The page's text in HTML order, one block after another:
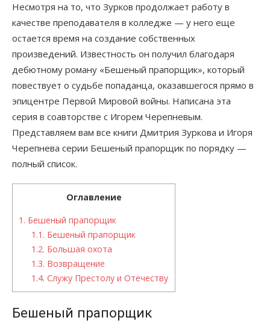
Несмотря на то, что Зурков продолжает работу в
качестве преподавателя в колледже — у него еще
остается время на создание собственных
произведений. Известность он получил благодаря
дебютному роману «Бешеный прапорщик», который
повествует о судьбе попаданца, оказавшегося прямо в
эпицентре Первой Мировой войны. Написана эта
серия в соавторстве с Игорем Черепневым.
Представляем вам все книги Дмитрия Зуркова и Игоря
Черепнева серии Бешеный прапорщик по порядку —
полный список.
Оглавление
1. Бешеный прапорщик
1.1. Бешеный прапорщик
1.2. Большая охота
1.3. Возвращение
1.4. Служу Престолу и Отечеству
Бешеный прапорщик